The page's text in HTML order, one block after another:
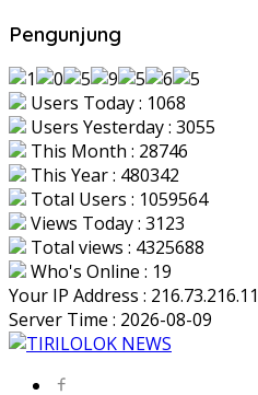
Pengunjung
Users Today : 1068
Users Yesterday : 3055
This Month : 28746
This Year : 480342
Total Users : 1059564
Views Today : 3123
Total views : 4325688
Who's Online : 19
Your IP Address :
Server Time : 2026-08-09